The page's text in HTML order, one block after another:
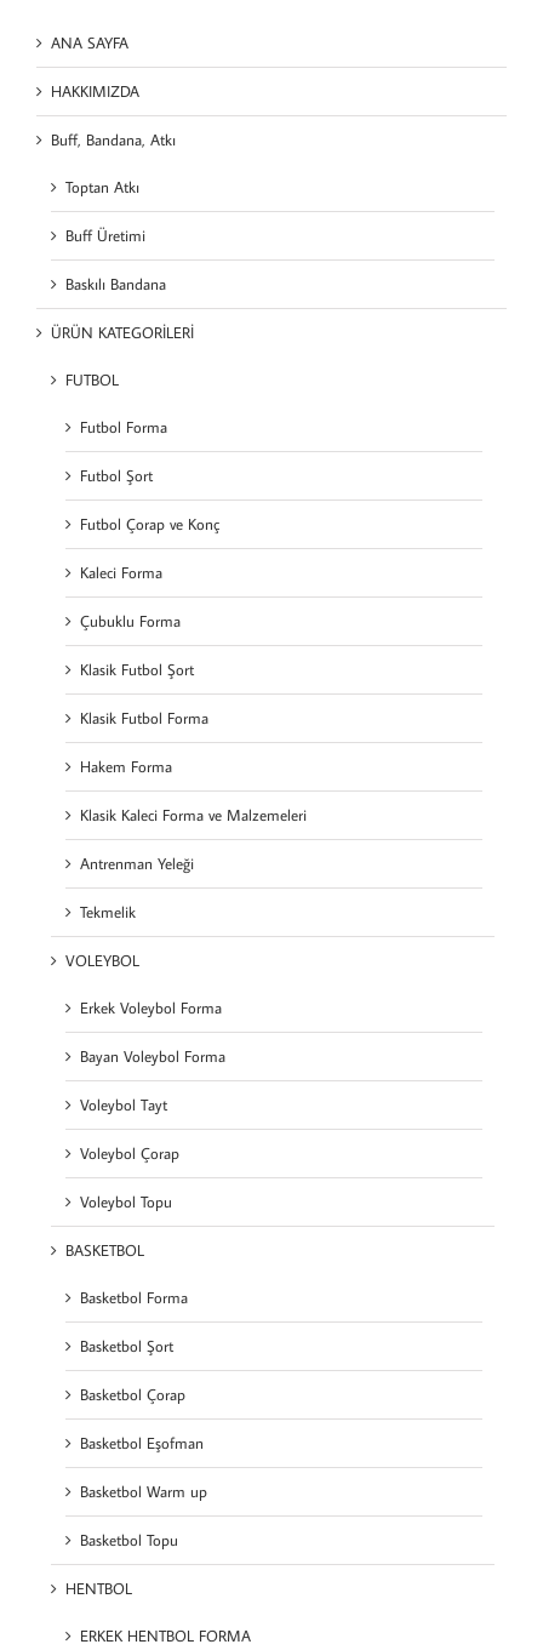
ANA SAYFA
HAKKIMIZDA
Buff, Bandana, Atkı
Toptan Atkı
Buff Üretimi
Baskılı Bandana
ÜRÜN KATEGORİLERİ
FUTBOL
Futbol Forma
Futbol Şort
Futbol Çorap ve Konç
Kaleci Forma
Çubuklu Forma
Klasik Futbol Şort
Klasik Futbol Forma
Hakem Forma
Klasik Kaleci Forma ve Malzemeleri
Antrenman Yeleği
Tekmelik
VOLEYBOL
Erkek Voleybol Forma
Bayan Voleybol Forma
Voleybol Tayt
Voleybol Çorap
Voleybol Topu
BASKETBOL
Basketbol Forma
Basketbol Şort
Basketbol Çorap
Basketbol Eşofman
Basketbol Warm up
Basketbol Topu
HENTBOL
ERKEK HENTBOL FORMA